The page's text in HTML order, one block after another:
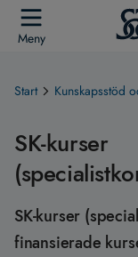
Meny
Start Kunskapsstöd
SK-kurser
SK­-kurser
finansierade